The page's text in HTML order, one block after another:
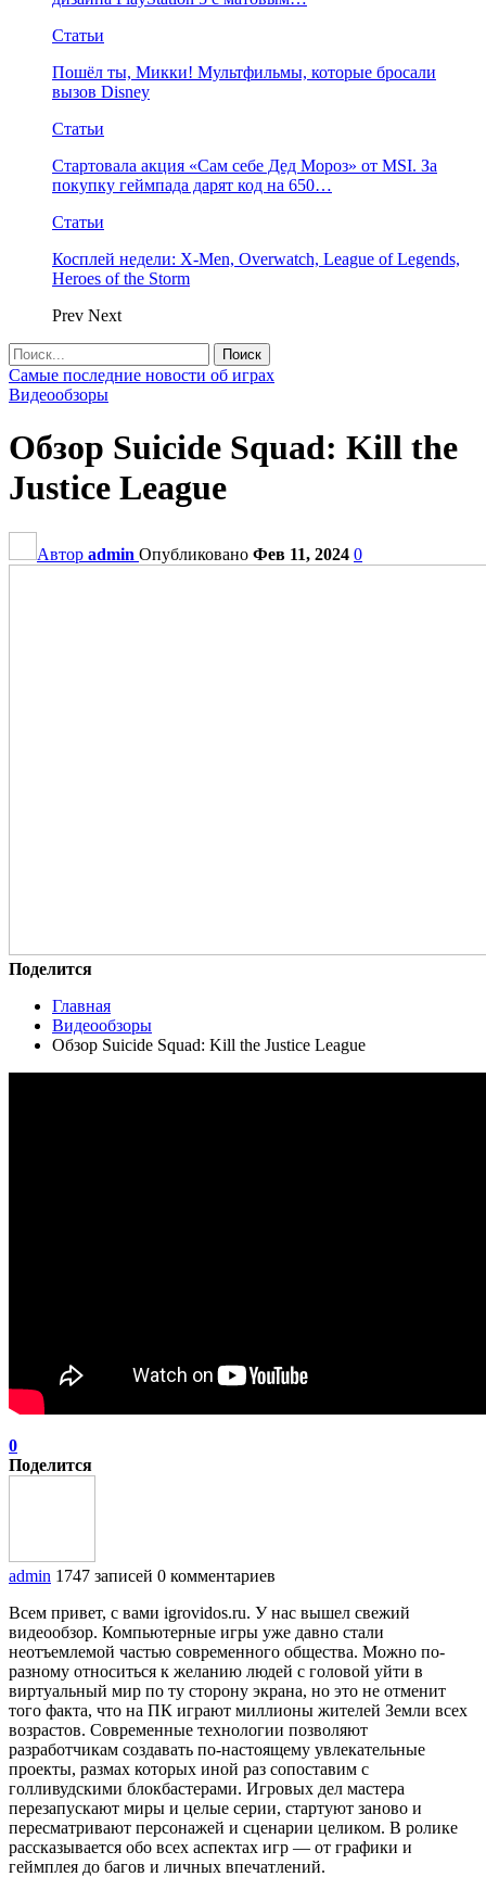
Статьи
Пошёл ты, Микки! Мультфильмы, которые бросали
вызов Disney
Статьи
Стартовала акция «Сам себе Дед Мороз» от MSI. За
покупку геймпада дарят код на 650…
Статьи
Косплей недели: X-Men, Overwatch, League of Legends,
Heroes of the Storm
Prev Next
Самые последние новости об играх
Видеообзоры
Обзор Suicide Squad: Kill the
Justice League
Автор admin Опубликовано Фев 11, 2024 0
Поделится
Главная
Видеообзоры
Обзор Suicide Squad: Kill the Justice League
0
Поделится
admin 1747 записей 0 комментариев
Всем привет, с вами igrovidos.ru. У нас вышел свежий
видеообзор. Компьютерные игры уже давно стали
неотъемлемой частью современного общества. Можно по-
разному относиться к желанию людей с головой уйти в
виртуальный мир по ту сторону экрана, но это не отменит
того факта, что на ПК играют миллионы жителей Земли всех
возрастов. Современные технологии позволяют
разработчикам создавать по-настоящему увлекательные
проекты, размах которых иной раз сопоставим с
голливудскими блокбастерами. Игровых дел мастера
перезапускают миры и целые серии, стартуют заново и
пересматривают персонажей и сценарии целиком. В ролике
рассказывается обо всех аспектах игр — от графики и
геймплея до багов и личных впечатлений.